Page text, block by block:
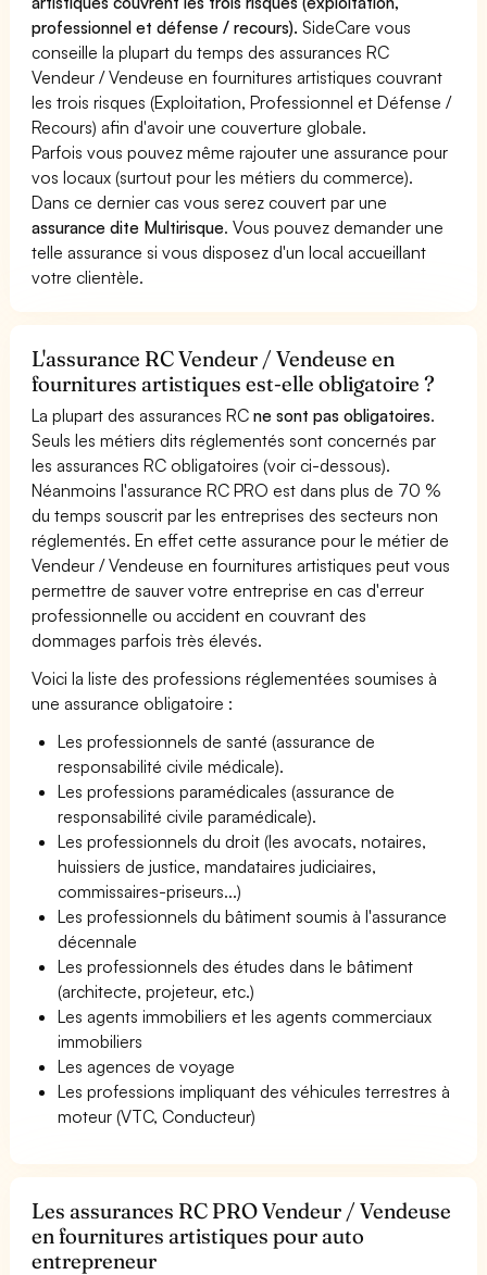
professionnel et défense / recours). SideCare vous
conseille la plupart du temps des assurances RC
Vendeur / Vendeuse en fournitures artistiques couvrant
les trois risques (Exploitation, Professionnel et Défense /
Recours) afin d'avoir une couverture globale.
Parfois vous pouvez même rajouter une assurance pour
vos locaux (surtout pour les métiers du commerce).
Dans ce dernier cas vous serez couvert par une
assurance dite Multirisque. Vous pouvez demander une
telle assurance si vous disposez d'un local accueillant
votre clientèle.
L'assurance RC Vendeur / Vendeuse en
fournitures artistiques est-elle obligatoire ?
La plupart des assurances RCne sont pas obligatoires.
Seuls les métiers dits réglementés sont concernés par
les assurances RC obligatoires (voir ci-dessous).
Néanmoins l'assurance RC PRO est dans plus de 70 %
du temps souscrit par les entreprises des secteurs non
réglementés. En effet cette assurance pour le métier de
Vendeur / Vendeuse en fournitures artistiques peut vous
permettre de sauver votre entreprise en cas d'erreur
professionnelle ou accident en couvrant des
dommages parfois très élevés.
Voici la liste des professions réglementées soumises à
une assurance obligatoire :
Les professionnels de santé (assurance de
responsabilité civile médicale).
Les professions paramédicales (assurance de
responsabilité civile paramédicale).
Les professionnels du droit (les avocats, notaires,
huissiers de justice, mandataires judiciaires,
commissaires-priseurs...)
Les professionnels du bâtiment soumis à l'assurance
décennale
Les professionnels des études dans le bâtiment
(architecte, projeteur, etc.)
Les agents immobiliers et les agents commerciaux
immobiliers
Les agences de voyage
Les professions impliquant des véhicules terrestres à
moteur (VTC, Conducteur)
Les assurances RC PRO Vendeur / Vendeuse
en fournitures artistiques pour auto
entrepreneur